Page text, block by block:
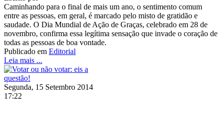
Caminhando para o final de mais um ano, o sentimento comum
entre as pessoas, em geral, é marcado pelo misto de gratidão e
saudade. O Dia Mundial de Ação de Graças, celebrado em 28 de
novembro, confirma essa legítima sensação que invade o coração de
todas as pessoas de boa vontade.
Publicado em Editorial
Leia mais ...
Segunda, 15 Setembro 2014
17:22